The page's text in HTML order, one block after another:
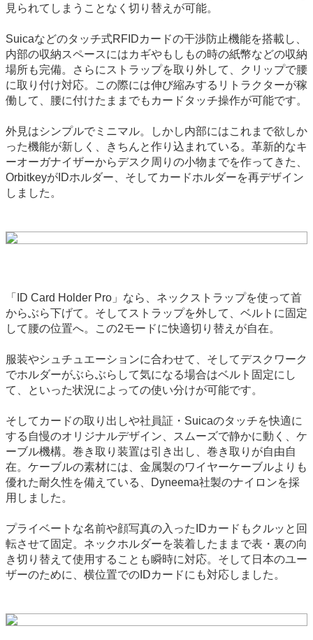
見られてしまうことなく切り替えが可能。
Suicaなどのタッチ式RFIDカードの干渉防止機能を搭載し、
内部の収納スペースにはカギやもしもの時の紙幣などの収納
場所も完備。さらにストラップを取り外して、クリップで腰
に取り付け対応。この際には伸び縮みするリトラクターが稼
働して、腰に付けたままでもカードタッチ操作が可能です。
外見はシンプルでミニマル。しかし内部にはこれまで欲しか
った機能が新しく、きちんと作り込まれている。革新的なキ
ーオーガナイザーからデスク周りの小物までを作ってきた、
OrbitkeyがIDホルダー、そしてカードホルダーを再デザイン
しました。
「ID Card Holder Pro」なら、ネックストラップを使って首
からぶら下げて。そしてストラップを外して、ベルトに固定
して腰の位置へ。この2モードに快適切り替えが自在。
服装やシュチュエーションに合わせて、そしてデスクワーク
でホルダーがぶらぶらして気になる場合はベルト固定にし
て、といった状況によっての使い分けが可能です。
そしてカードの取り出しや社員証・Suicaのタッチを快適に
する自慢のオリジナルデザイン、スムーズで静かに動く、ケ
ーブル機構。巻き取り装置は引き出し、巻き取りが自由自
在。ケーブルの素材には、金属製のワイヤーケーブルよりも
優れた耐久性を備えている、Dyneema社製のナイロンを採
用しました。
プライベートな名前や顔写真の入ったIDカードもクルッと回
転させて固定。ネックホルダーを装着したままで表・裏の向
き切り替えて使用することも瞬時に対応。そして日本のユー
ザーのために、横位置でのIDカードにも対応しました。